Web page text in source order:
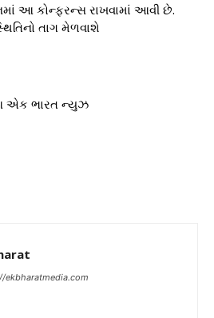
આ કોન્ફરન્સ રાખવામાં આવી છે.
તાગ મેળવાશે
એક ભારત ન્યુઝ
ekbharatmedia.com